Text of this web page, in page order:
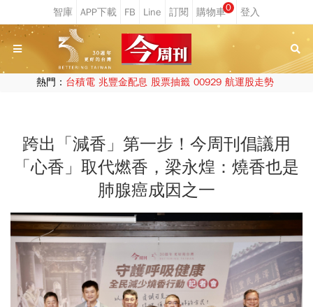
0
熱門： 台積電 兆豐金配息 股票抽籤 00929 航運股走勢
跨出「減香」第一步！今周刊倡議用
「心香」取代燃香，梁永煌：燒香也是
肺腺癌成因之一